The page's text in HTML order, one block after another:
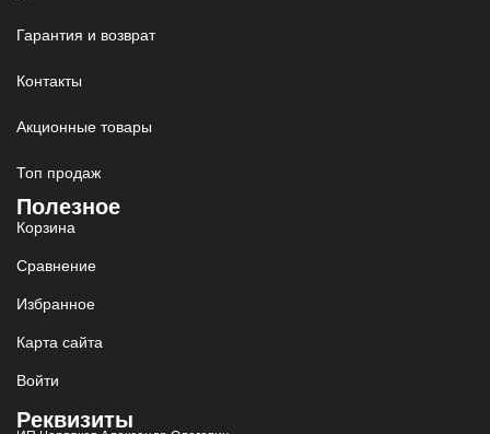
Гарантия и возврат
Контакты
Акционные товары
Топ продаж
Полезное
Корзина
Сравнение
Избранное
Карта сайта
Войти
Реквизиты